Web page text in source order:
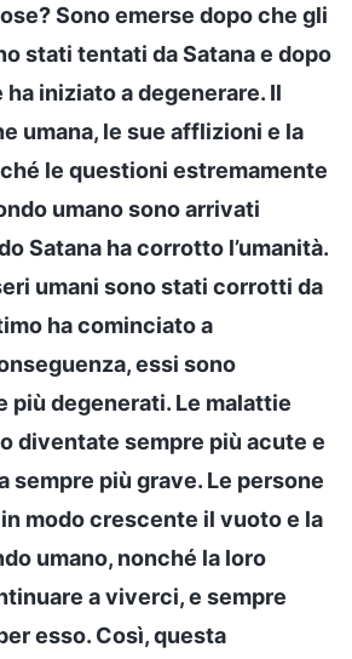
Sono emerse dopo che gli
stati tentati da Satana e dopo
iniziato a degenerare. Il
umana, le sue afflizioni e la
le questioni estremamente
umano sono arrivati
Satana ha corrotto l’umanità.
umani sono stati corrotti da
ha cominciato a
essi sono
più degenerati. Le malattie
diventate sempre più acute e
sempre più grave. Le persone
modo crescente il vuoto e la
umano, nonché la loro
a viverci, e sempre
esso. Così, questa